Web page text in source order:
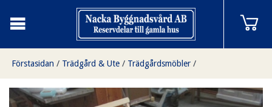
Förstasidan / Trädgård & Ute / Trädgårdsmöbler /
Gammaldags trädgårdsgrupp, obehandlad